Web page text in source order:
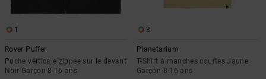
1
Rover Puffer
Poche verticale zippée sur le devant
Noir Garçon 8-16 ans
3
Planetarium
T-Shirt à manches courtes Jaune
Garçon 8-16 ans